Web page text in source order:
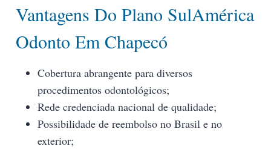
Vantagens Do Plano SulAmérica
Odonto Em Chapecó
Cobertura abrangente para diversos
procedimentos odontológicos;
Rede credenciada nacional de qualidade;
Possibilidade de reembolso no Brasil e no
exterior;